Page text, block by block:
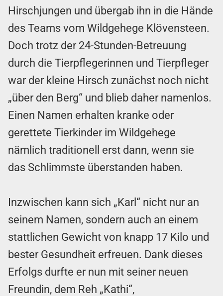
Hirschjungen und übergab ihn in die Hände
des Teams vom Wildgehege Klövensteen.
Doch trotz der 24-Stunden-Betreuung
durch die Tierpflegerinnen und Tierpfleger
war der kleine Hirsch zunächst noch nicht
„über den Berg“ und blieb daher namenlos.
Einen Namen erhalten kranke oder
gerettete Tierkinder im Wildgehege
nämlich traditionell erst dann, wenn sie
das Schlimmste überstanden haben.
Inzwischen kann sich „Karl“ nicht nur an
seinem Namen, sondern auch an einem
stattlichen Gewicht von knapp 17 Kilo und
bester Gesundheit erfreuen. Dank dieses
Erfolgs durfte er nun mit seiner neuen
Freundin, dem Reh „Kathi“,